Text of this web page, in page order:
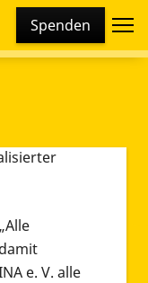
Spenden
Cookies und
und
e. V. alle